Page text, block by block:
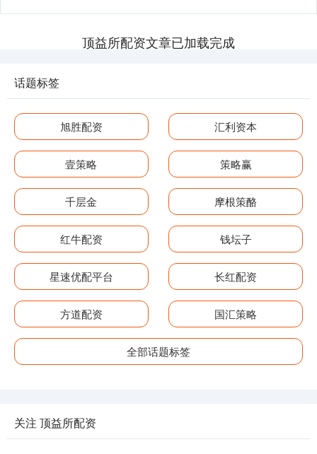
顶益所配资文章已加载完成
话题标签
旭胜配资 汇利资本
壹策略 策略赢
千层金 摩根策酪
红牛配资 钱坛子
星速优配平台 长红配资
方道配资 国汇策略
全部话题标签
关注 顶益所配资